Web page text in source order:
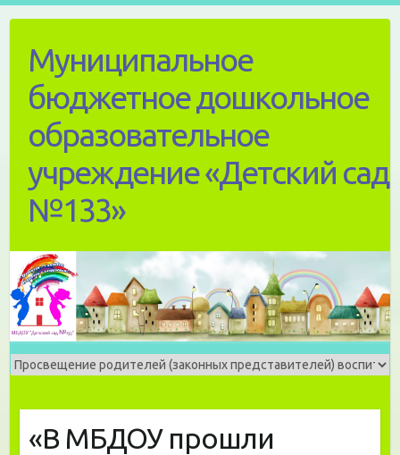
contentМуниципальное
бюджетное дошкольное
образовательное
учреждение «Детский сад
№133»
«В МБДОУ прошли